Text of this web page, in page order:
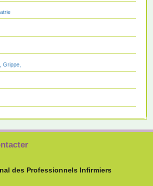
Grippe,
des Professionnels Infirmiers